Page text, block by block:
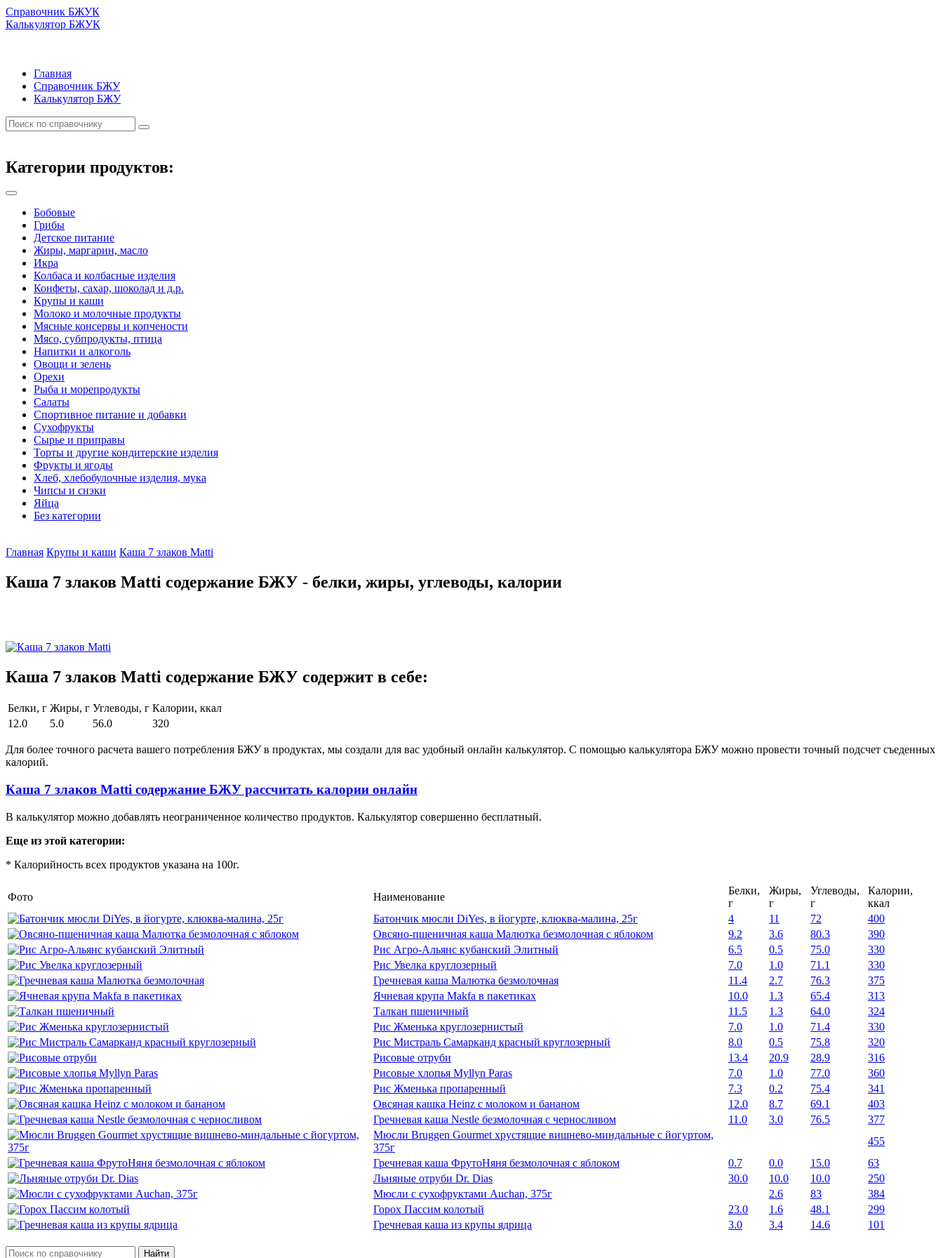
Справочник БЖУК
Калькулятор БЖУК
Главная
Справочник БЖУ
Калькулятор БЖУ
Категории продуктов:
Бобовые
Грибы
Детское питание
Жиры, маргарин, масло
Икра
Колбаса и колбасные изделия
Конфеты, сахар, шоколад и д.р.
Крупы и каши
Молоко и молочные продукты
Мясные консервы и копчености
Мясо, субпродукты, птица
Напитки и алкоголь
Овощи и зелень
Орехи
Рыба и морепродукты
Салаты
Спортивное питание и добавки
Сухофрукты
Сырье и приправы
Торты и другие кондитерские изделия
Фрукты и ягоды
Хлеб, хлебобулочные изделия, мука
Чипсы и снэки
Яйца
Без категории
Главная Крупы и каши Каша 7 злаков Маtti
Каша 7 злаков Маtti содержание БЖУ - белки, жиры, углеводы, калории
Каша 7 злаков Маtti содержание БЖУ содержит в себе:
Белки, г Жиры, г Углеводы, г Калории, ккал
12.0
5.0 56.0 320
Для более точного расчета вашего потребления БЖУ в продуктах, мы создали для вас удобный онлайн калькулятор. С помощью калькулятора БЖУ можно провести точный подсчет съеденных
калорий.
Каша 7 злаков Маtti содержание БЖУ рассчитать калории онлайн
В калькулятор можно добавлять неограниченное количество продуктов. Калькулятор совершенно бесплатный.
Еще из этой категории:
* Калорийность всех продуктов указана на 100г.
Фото Наименование
Белки,
г
Жиры,
г
Углеводы,
г
Калории,
ккал
Батончик мюсли DiYes, в йогурте, клюква-малина, 25г
4 11 72
400
Овсяно-пшеничная каша Малютка безмолочная с яблоком
9.2 3.6 80.3
390
Рис Агро-Альянс кубанский Элитный
6.5 0.5 75.0
330
Рис Увелка круглозерный
7.0 1.0 71.1
330
Гречневая каша Малютка безмолочная
11.4 2.7 76.3
375
Ячневая крупа Makfa в пакетиках
10.0 1.3 65.4
313
Талкан пшеничный
11.5 1.3 64.0
324
Рис Жменька круглозернистый
7.0 1.0 71.4
330
Рис Мистраль Самарканд красный круглозерный
8.0 0.5 75.8
320
Рисовые отруби
13.4 20.9 28.9
316
Рисовые хлопья Myllyn Paras
7.0 1.0 77.0
360
Рис Жменька пропаренный
7.3 0.2 75.4
341
Овсяная кашка Heinz с молоком и бананом
12.0 8.7 69.1
403
Гречневая каша Nestle безмолочная с черносливом
11.0 3.0 76.5
377
Мюсли Bruggen Gourmet хрустящие вишнево-миндальные с йогуртом,
375г
455
Гречневая каша ФрутоНяня безмолочная с яблоком
0.7 0.0 15.0
63
Льняные отруби Dr. Dias
30.0 10.0 10.0
250
Мюсли с сухофруктами Auchan, 375г
2.6 83
384
Горох Пассим колотый
23.0 1.6 48.1
299
Гречневая каша из крупы ядрица
3.0 3.4 14.6 101
Найти